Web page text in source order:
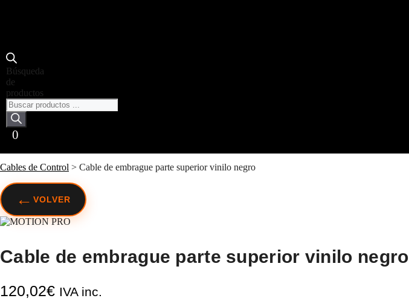
Cables de Control > Cable de embrague parte superior vinilo negro
Búsqueda
de
productos
0
← VOLVER
Cable de embrague parte superior vinilo negro
120,02€ IVA inc.